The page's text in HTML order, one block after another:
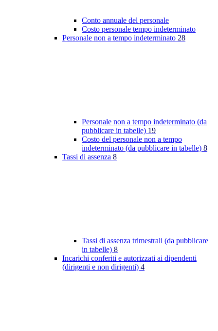
Conto annuale del personale
Costo personale tempo indeterminato
Personale non a tempo indeterminato 28
Personale non a tempo indeterminato (da
pubblicare in tabelle) 19
Costo del personale non a tempo
indeterminato (da pubblicare in tabelle) 8
Tassi di assenza 8
Tassi di assenza trimestrali (da pubblicare
in tabelle) 8
Incarichi conferiti e autorizzati ai dipendenti
(dirigenti e non dirigenti) 4